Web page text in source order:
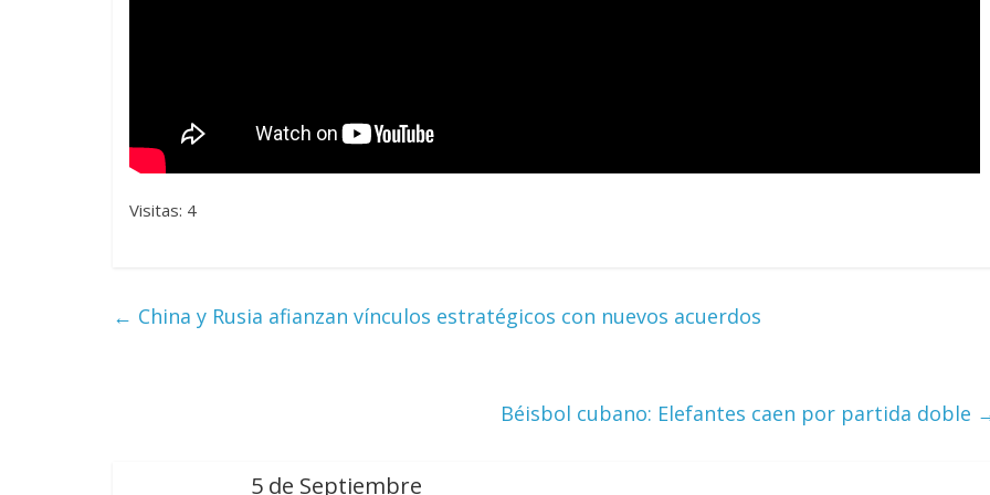
Visitas: 4
← China y Rusia afianzan vínculos estratégicos con nuevos acuerdos
Béisbol cubano: Elefantes caen por partida doble
5 de Septiembre